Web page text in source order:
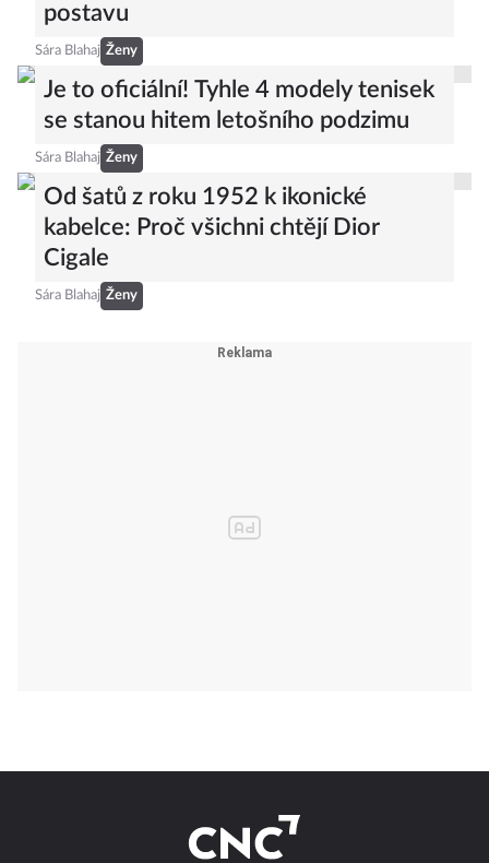
postavu
Sára Blahaj Ženy
Je to oficiální! Tyhle 4 modely tenisek
se stanou hitem letošního podzimu
Sára Blahaj Ženy
Od šatů z roku 1952 k ikonické
kabelce: Proč všichni chtějí Dior
Cigale
Sára Blahaj Ženy